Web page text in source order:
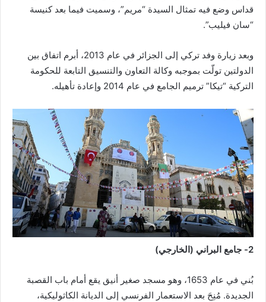
قداس وضع فيه تمثال السيدة “مريم”، وسميت فيما بعد كنيسة
“سان فيليب”.
وبعد زيارة وفد تركي إلى الجزائر في عام 2013، أبرم اتفاق بين
الدولتين تولّت بموجبه وكالة التعاون والتنسيق التابعة للحكومة
التركية “تيكا” ترميم الجامع في عام 2014 وإعادة تأهيله.
2- جامع البراني (الخارجي)
بُني في عام 1653، وهو مسجد صغير أنيق يقع أمام باب القصبة
الجديدة. مُنِحَ بعد الاستعمار الفرنسي إلى الديانة الكاثوليكية،